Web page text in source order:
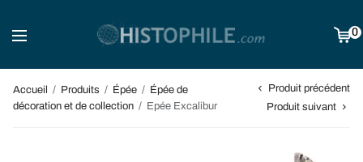
0
Accueil / Produits / Épée / Épée de
décoration et de collection / Epée Excalibur
Produit précédent
Produit suivant